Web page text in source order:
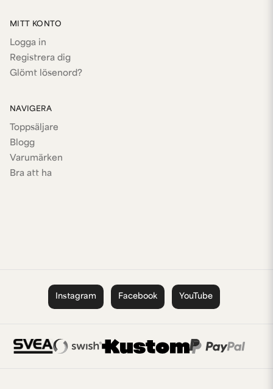
MITT KONTO
Logga in
Registrera dig
Glömt lösenord?
NAVIGERA
Toppsäljare
Blogg
Varumärken
Bra att ha
Instagram Facebook YouTube